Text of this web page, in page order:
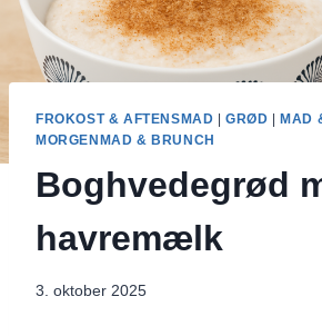
FROKOST & AFTENSMAD |GRØD MAD
MORGENMAD & BRUNCH
Boghvedegrød
havremælk
3. oktober 2025